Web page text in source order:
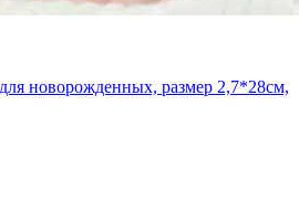
новорожденных, размер 2,7*28см,